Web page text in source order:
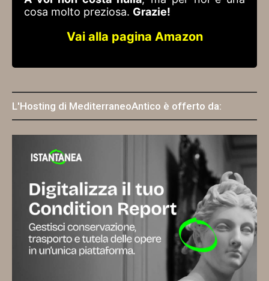
cosa molto preziosa. Grazie!
Vai alla pagina Amazon
L'Hosting di MediterraneoAntico è offerto da: